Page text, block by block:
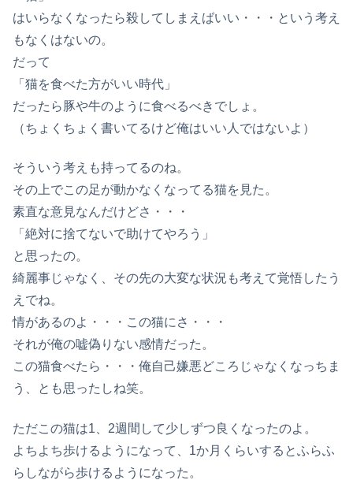
はいらなくなったら殺してしまえばいい・・・という考え
もなくはないの。
だって
「猫を食べた方がいい時代」
だったら豚や牛のように食べるべきでしょ。
（ちょくちょく書いてるけど俺はいい人ではないよ）
そういう考えも持ってるのね。
その上でこの足が動かなくなってる猫を見た。
素直な意見なんだけどさ・・・
「絶対に捨てないで助けてやろう」
と思ったの。
綺麗事じゃなく、その先の大変な状況も考えて覚悟したう
えでね。
情があるのよ・・・この猫にさ・・・
それが俺の嘘偽りない感情だった。
この猫食べたら・・・俺自己嫌悪どころじゃなくなっちま
う、とも思ったしね笑。
ただこの猫は1、2週間して少しずつ良くなったのよ。
よちよち歩けるようになって、1か月くらいするとふらふ
らしながら歩けるようになった。